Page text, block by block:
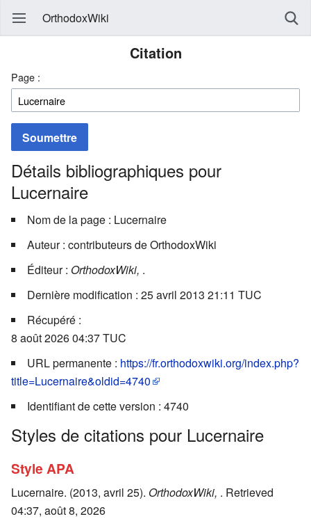
OrthodoxWiki
Citation
Page :
Soumettre
Détails bibliographiques pour
Lucernaire
Nom de la page : Lucernaire
Auteur : contributeurs de OrthodoxWiki
Éditeur : OrthodoxWiki, .
Dernière modification : 25 avril 2013 21:11 TUC
Récupéré :
8 août 2026 04:37 TUC
URL permanente : https://fr.orthodoxwiki.org/index.php?
title=Lucernaire&oldid=4740
Identifiant de cette version : 4740
Styles de citations pour Lucernaire
Style APA
Lucernaire. (2013, avril 25). OrthodoxWiki, . Retrieved
04:37, août 8, 2026